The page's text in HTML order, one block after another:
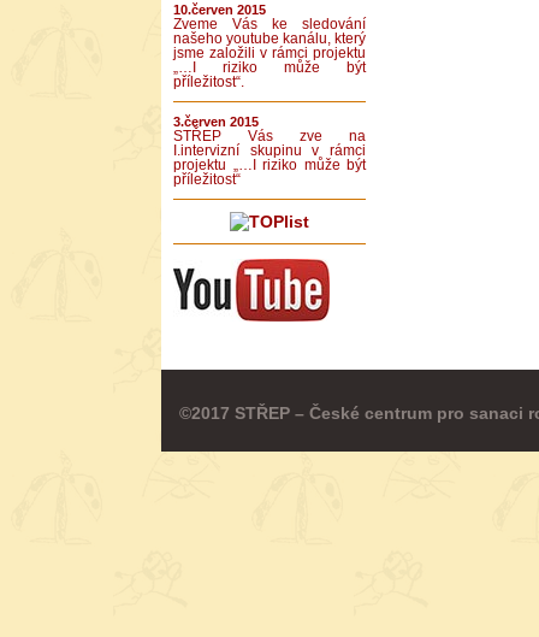
10.červen 2015
Zveme Vás ke sledování
našeho youtube kanálu, který
jsme založili v rámci projektu
„…I riziko může být
příležitost“.
3.červen 2015
STŘEP Vás zve na
I.intervizní skupinu v rámci
projektu „…I riziko může být
příležitost“
©2017 STŘEP – České centrum pro sanaci